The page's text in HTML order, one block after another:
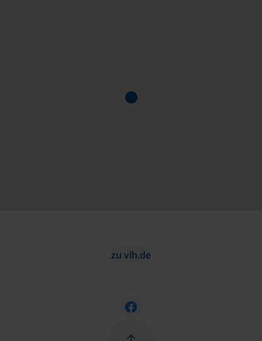
zu vlh.de